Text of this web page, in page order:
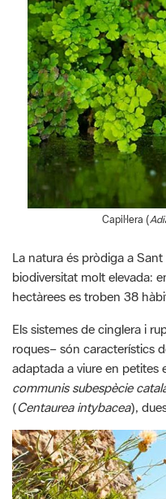
Capil·lera (
La natura és pròdiga a
biodiversitat molt elevada:
hectàrees es troben 38
Els sistemes de cinglera i
roques– són característics
adaptada a viure en petites
communis subespècie
(Centaurea intybacea),